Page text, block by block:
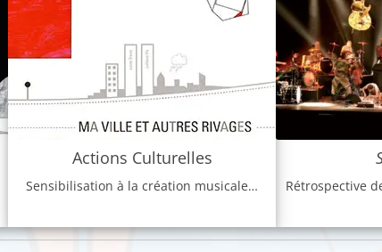
Actions Culturelles
Sensibilisation à la création musicale… Rétrospective